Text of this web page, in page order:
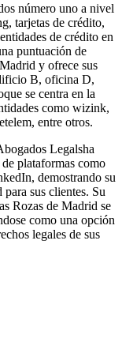
número uno a nivel
tarjetas de crédito,
de crédito en
puntuación de
y ofrece sus
B, oficina D,
se centra en la
como wizink,
entre otros.
Legalsha
plataformas como
demostrando su
sus clientes. Su
Rozas de Madrid se
como una opción
legales de sus